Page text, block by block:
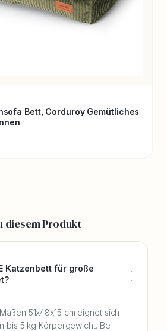
Bett, Corduroy Gemütliches
diesem Produkt
Katzenbett für große
51x48x15 cm eignet sich
bis 5 kg Körpergewicht. Bei